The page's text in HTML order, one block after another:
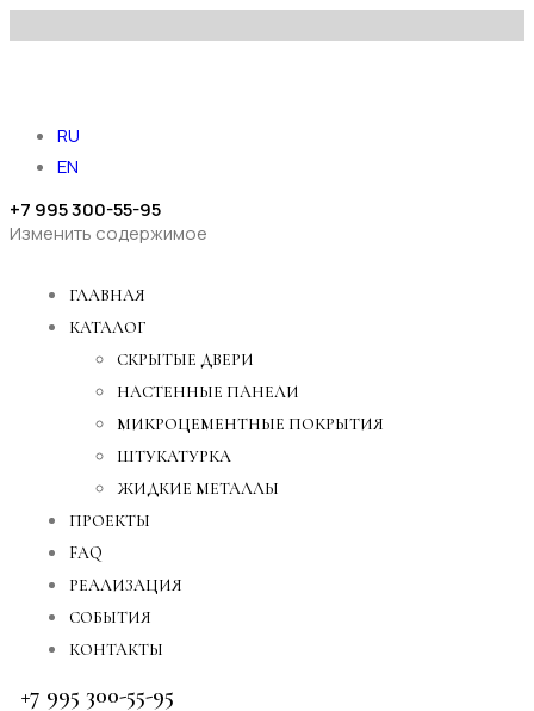
RU
EN
+7 995 300-55-95
Изменить содержимое
ГЛАВНАЯ
КАТАЛОГ
СКРЫТЫЕ ДВЕРИ
НАСТЕННЫЕ ПАНЕЛИ
МИКРОЦЕМЕНТНЫЕ ПОКРЫТИЯ
ШТУКАТУРКА
ЖИДКИЕ МЕТАЛЛЫ
ПРОЕКТЫ
FAQ
РЕАЛИЗАЦИЯ
СОБЫТИЯ
КОНТАКТЫ
+7 995 300-55-95